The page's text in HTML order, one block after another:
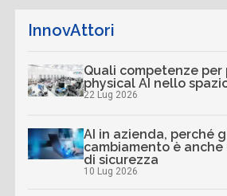
InnovAttori
Quali competenze per
physical AI nello
22 Lug 2026
AI in azienda, perché
cambiamento è
di sicurezza
10 Lug 2026